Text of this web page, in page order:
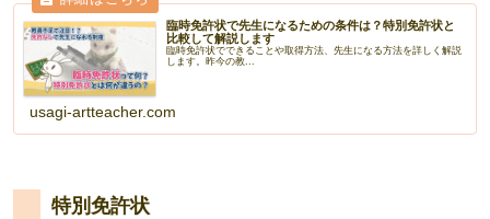
臨時免許状で先生になるための条件は？特別免許状と
比較して解説します
臨時免許状でできることや取得方法、先生になる方法を詳しく解説
します。昨今の教...
usagi-artteacher.com
特別免許状